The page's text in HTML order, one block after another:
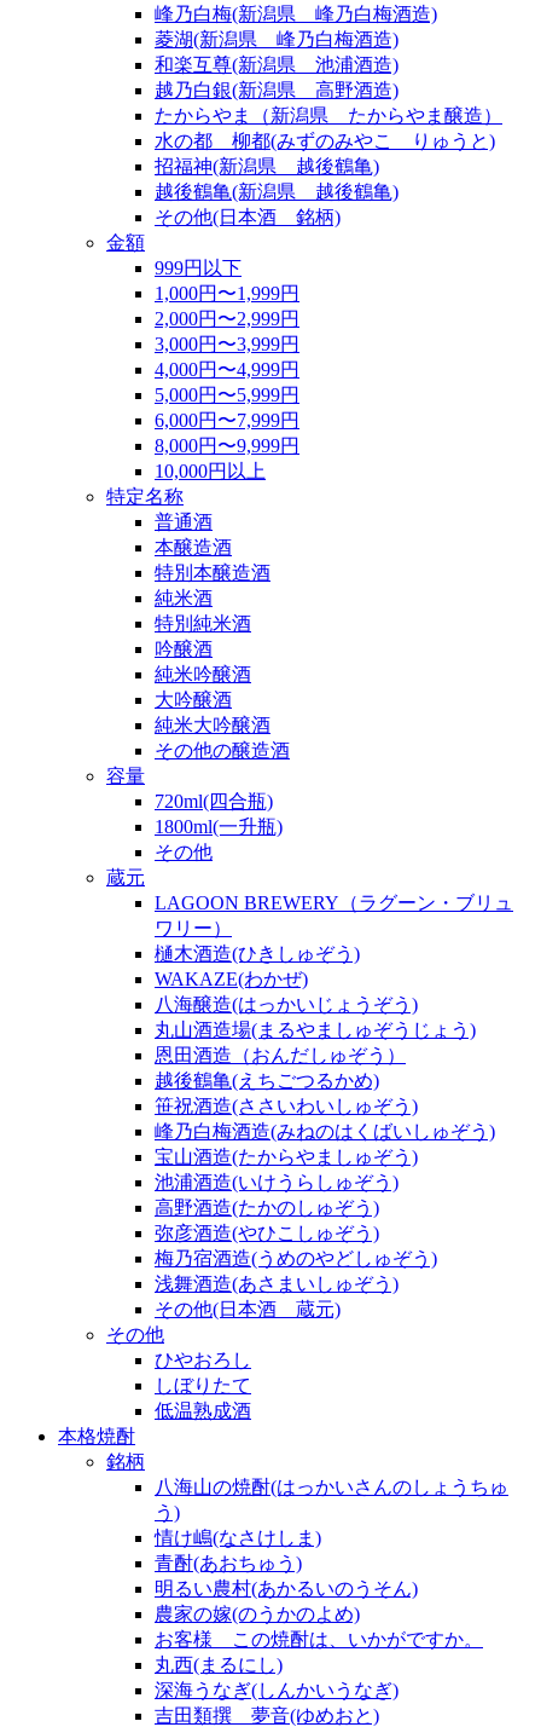
峰乃白梅(新潟県 峰乃白梅酒造)
菱湖(新潟県 峰乃白梅酒造)
和楽互尊(新潟県 池浦酒造)
越乃白銀(新潟県 高野酒造)
たからやま（新潟県 たからやま醸造）
水の都 柳都(みずのみやこ りゅうと)
招福神(新潟県 越後鶴亀)
越後鶴亀(新潟県 越後鶴亀)
その他(日本酒 銘柄)
金額
999円以下
1,000円〜1,999円
2,000円〜2,999円
3,000円〜3,999円
4,000円〜4,999円
5,000円〜5,999円
6,000円〜7,999円
8,000円〜9,999円
10,000円以上
特定名称
普通酒
本醸造酒
特別本醸造酒
純米酒
特別純米酒
吟醸酒
純米吟醸酒
大吟醸酒
純米大吟醸酒
その他の醸造酒
容量
720ml(四合瓶)
1800ml(一升瓶)
その他
蔵元
LAGOON BREWERY（ラグーン・ブリュ
ワリー）
樋木酒造(ひきしゅぞう)
WAKAZE(わかぜ)
八海醸造(はっかいじょうぞう)
丸山酒造場(まるやましゅぞうじょう)
恩田酒造（おんだしゅぞう）
越後鶴亀(えちごつるかめ)
笹祝酒造(ささいわいしゅぞう)
峰乃白梅酒造(みねのはくばいしゅぞう)
宝山酒造(たからやましゅぞう)
池浦酒造(いけうらしゅぞう)
高野酒造(たかのしゅぞう)
弥彦酒造(やひこしゅぞう)
梅乃宿酒造(うめのやどしゅぞう)
浅舞酒造(あさまいしゅぞう)
その他(日本酒 蔵元)
その他
ひやおろし
しぼりたて
低温熟成酒
本格焼酎
銘柄
八海山の焼酎(はっかいさんのしょうちゅ
う)
情け嶋(なさけしま)
青酎(あおちゅう)
明るい農村(あかるいのうそん)
農家の嫁(のうかのよめ)
お客様 この焼酎は、いかがですか。
丸西(まるにし)
深海うなぎ(しんかいうなぎ)
吉田類撰 夢音(ゆめおと)